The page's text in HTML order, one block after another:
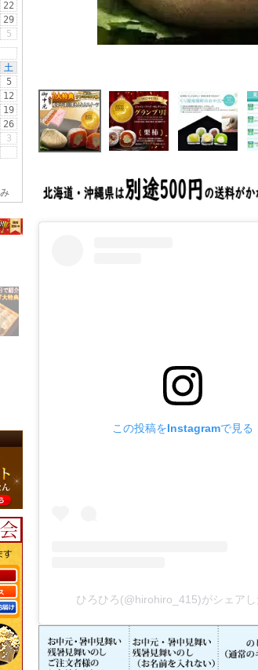
この投稿をInstagramで見る
ひろひろ(@hirohiro_415)がシェア